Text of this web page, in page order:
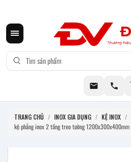
TRANG CHỦ / INOX GIA DỤNG / KỆ INOX /
kệ phẳng inox 2 tầng treo tường 1200x300x400mm